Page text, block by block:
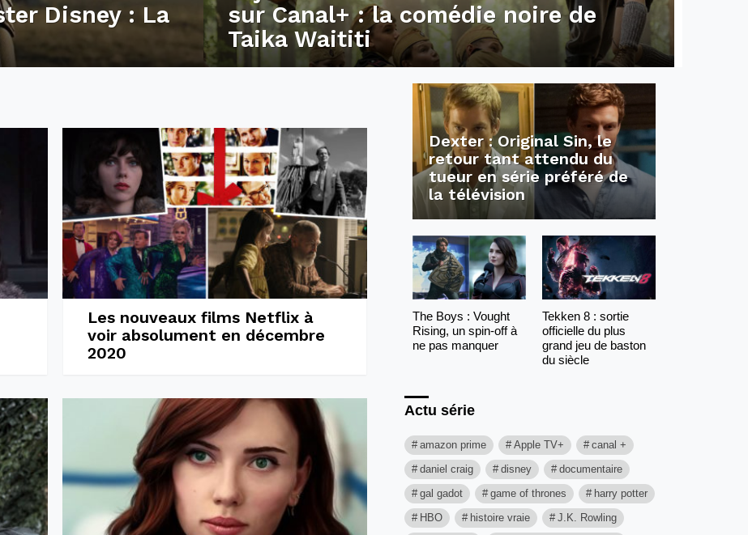
Disney : La
sur Canal+ : la comédie noire de
Taika Waititi
Les nouveaux films Netflix à
voir absolument en décembre
2020
Dexter : Original Sin, le
retour tant attendu du
tueur en série préféré de
la télévision
The Boys : Vought
Rising, un spin-off à
ne pas manquer
Tekken 8 : sortie
officielle du plus
grand jeu de baston
du siècle
Actu série
amazon prime Apple TV+
canal +
daniel craig
disney
documentaire
gal gadot
game of thrones
harry potter
HBO
histoire vraie
J.K. Rowling